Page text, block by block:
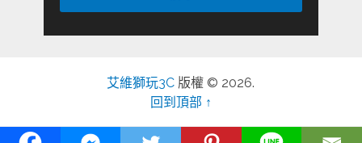
艾維獅玩3C 版權 © 2026.
回到頂部 ↑